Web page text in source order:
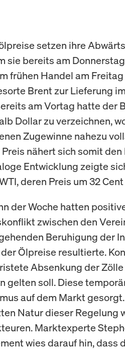
setzen ihre
sie bereits am
frühen Handel am
Brent zur Lieferung
am Vortag hatte der
Dollar zu verzeichnen,
Zugewinne nahezu
nähert sich somit
Entwicklung zeigte
deren Preis um 32
der Woche hatten
zwischen den
Beruhigung der
Ölpreise resultierte.
Absenkung der
gelten soll. Diese
auf dem Markt
Natur dieser Regelung
Marktexperte
wies darauf hin, dass